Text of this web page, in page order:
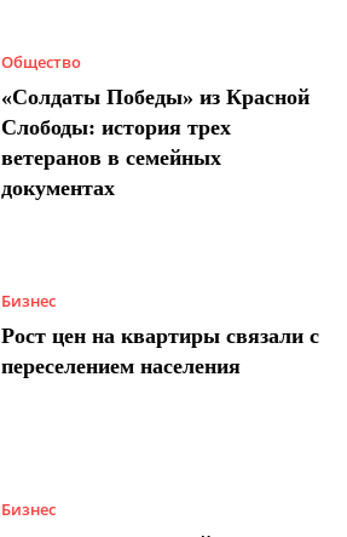
Общество
«Солдаты Победы» из Красной
Слободы: история трех
ветеранов в семейных
документах
Бизнес
Рост цен на квартиры связали с
переселением населения
Бизнес